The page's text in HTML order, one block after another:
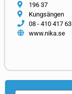
196 37
Kungsängen
08 - 410 417 63
www.nika.se